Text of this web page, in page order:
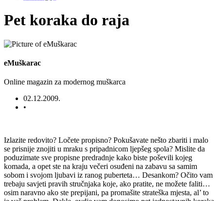
Pet koraka do raja
eMuškarac
Online magazin za modernog muškarca
02.12.2009.
•
Izlazite redovito? Ločete propisno? Pokušavate nešto zbariti i malo
se prisnije znojiti u mraku s pripadnicom ljepšeg spola? Mislite da
poduzimate sve propisne predradnje kako biste poševili kojeg
komada, a opet ste na kraju večeri osuđeni na zabavu sa samim
sobom i svojom ljubavi iz ranog puberteta… Desankom? Očito vam
trebaju savjeti pravih stručnjaka koje, ako pratite, ne možete faliti…
osim naravno ako ste prepijani, pa promašite strateška mjesta, al’ to